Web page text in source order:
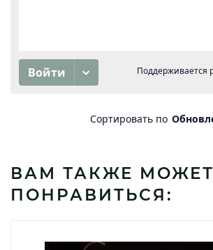
ВАМ ТАКЖЕ МОЖЕТ
ПОНРАВИТЬСЯ: